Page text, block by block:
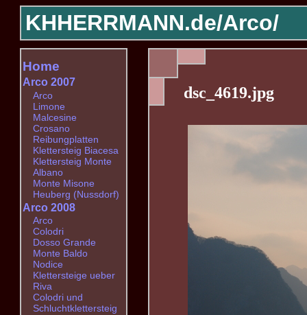
KHHERRMANN.de/Arco/
dsc_4619.jpg
Home
Arco 2007
Arco
Limone
Malcesine
Crosano
Reibungplatten
Klettersteig Biacesa
Klettersteig Monte
Albano
Monte Misone
Heuberg (Nussdorf)
Arco 2008
Arco
Colodri
Dosso Grande
Monte Baldo
Nodice
Klettersteige ueber
Riva
Colodri und
Schluchtklettersteig